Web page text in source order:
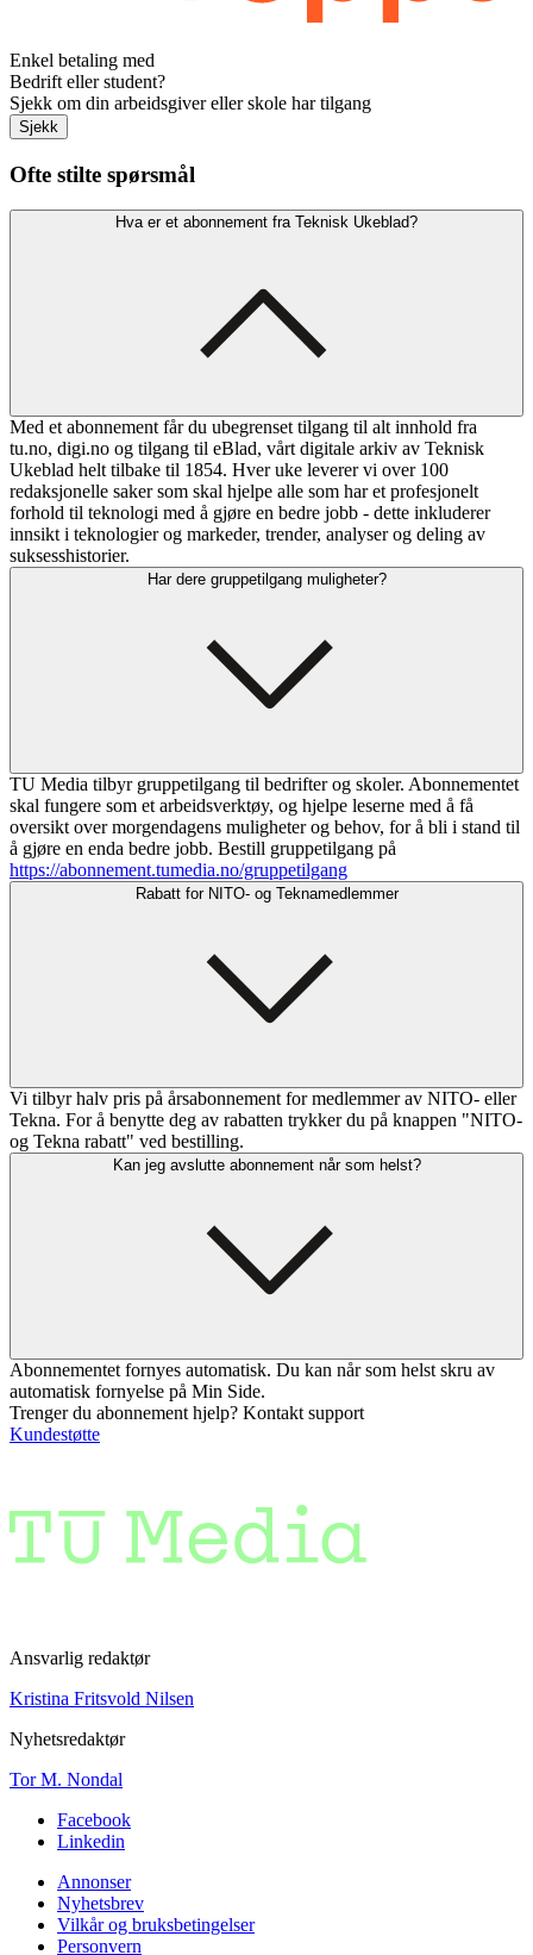
Enkel betaling med
Bedrift eller student?
Sjekk om din arbeidsgiver eller skole har tilgang
Sjekk
Ofte stilte spørsmål
Hva er et abonnement fra Teknisk Ukeblad?
Med et abonnement får du ubegrenset tilgang til alt innhold fra
tu.no, digi.no og tilgang til eBlad, vårt digitale arkiv av Teknisk
Ukeblad helt tilbake til 1854. Hver uke leverer vi over 100
redaksjonelle saker som skal hjelpe alle som har et profesjonelt
forhold til teknologi med å gjøre en bedre jobb - dette inkluderer
innsikt i teknologier og markeder, trender, analyser og deling av
suksesshistorier.
Har dere gruppetilgang muligheter?
TU Media tilbyr gruppetilgang til bedrifter og skoler. Abonnementet
skal fungere som et arbeidsverktøy, og hjelpe leserne med å få
oversikt over morgendagens muligheter og behov, for å bli i stand til
å gjøre en enda bedre jobb. Bestill gruppetilgang på
https://abonnement.tumedia.no/gruppetilgang
Rabatt for NITO- og Teknamedlemmer
Vi tilbyr halv pris på årsabonnement for medlemmer av NITO- eller
Tekna. For å benytte deg av rabatten trykker du på knappen "NITO-
og Tekna rabatt" ved bestilling.
Kan jeg avslutte abonnement når som helst?
Abonnementet fornyes automatisk. Du kan når som helst skru av
automatisk fornyelse på Min Side.
Trenger du abonnement hjelp? Kontakt support
Kundestøtte
Ansvarlig redaktør
Kristina Fritsvold Nilsen
Nyhetsredaktør
Tor M. Nondal
Facebook
Linkedin
Annonser
Nyhetsbrev
Vilkår og bruksbetingelser
Personvern